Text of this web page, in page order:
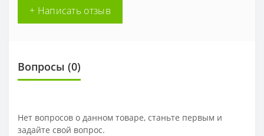
+ Написать отзыв
Вопросы (0)
Нет вопросов о данном товаре, станьте первым и
задайте свой вопрос.